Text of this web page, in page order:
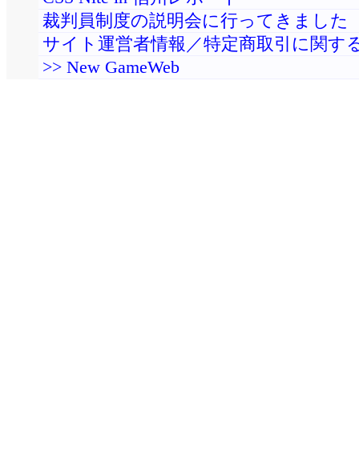
裁判員制度の説明会に行ってきました
サイト運営者情報／特定商取引に関す
>> New GameWeb